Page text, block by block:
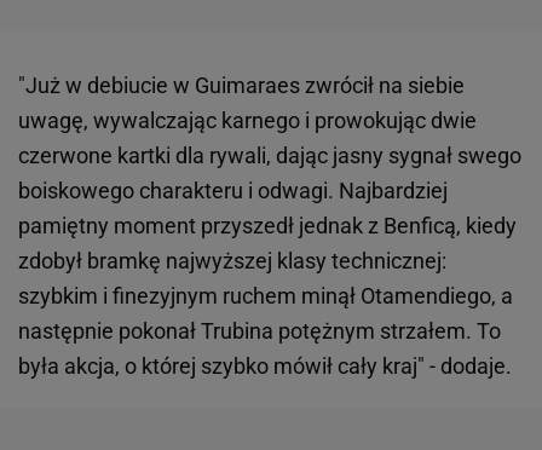
"Już w debiucie w Guimaraes zwrócił na siebie
uwagę, wywalczając karnego i prowokując dwie
czerwone kartki dla rywali, dając jasny sygnał swego
boiskowego charakteru i odwagi. Najbardziej
pamiętny moment przyszedł jednak z Benficą, kiedy
zdobył bramkę najwyższej klasy technicznej:
szybkim i finezyjnym ruchem minął Otamendiego, a
następnie pokonał Trubina potężnym strzałem. To
była akcja, o której szybko mówił cały kraj" - dodaje.